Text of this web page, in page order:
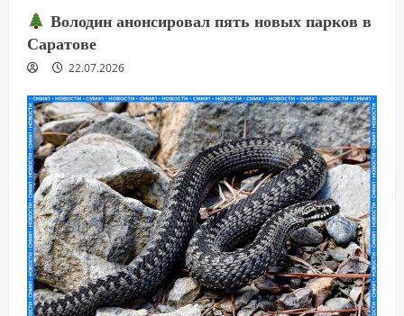
Володин анонсировал пять новых парков в
Саратове
22.07.2026